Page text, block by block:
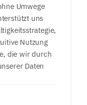
Umwege
uns
Nutzung
die wir durch
Daten